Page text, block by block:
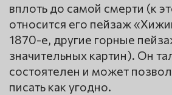
вплоть до самой смерти (к
относится его пейзаж
1870-е, другие горные
значительных картин). Он
состоятелен и может
писать как угодно.